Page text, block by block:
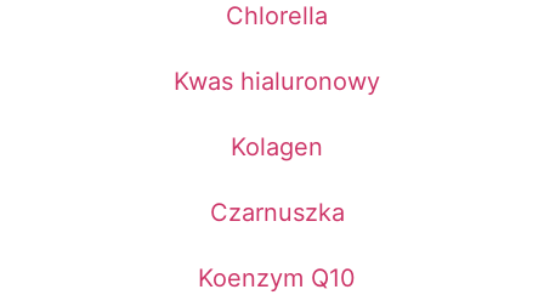
Chlorella
Kwas hialuronowy
Kolagen
Czarnuszka
Koenzym Q10